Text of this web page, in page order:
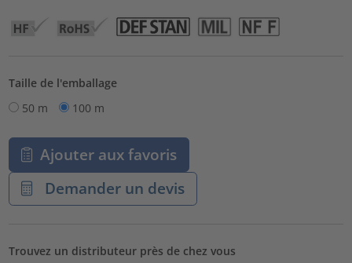
Taille de l'emballage
50 m
100 m
Ajouter aux favoris
Demander un devis
Trouvez un distributeur près de chez vous